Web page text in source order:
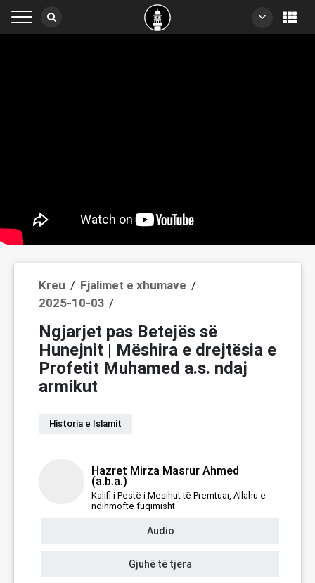
Kreu / Fjalimet e xhumave /
2025-10-03 /
Ngjarjet pas Betejës së
Hunejnit | Mëshira e drejtësia e
Profetit Muhamed a.s. ndaj
armikut
Historia e Islamit
Hazret Mirza Masrur Ahmed
(a.b.a.)
Kalifi i Pestë i Mesihut të Premtuar, Allahu e
ndihmoftë fuqimisht
Audio
Gjuhë të tjera